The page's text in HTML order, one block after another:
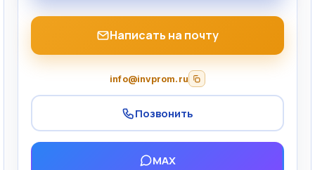
Написать на почту
info@invprom.ru
Позвонить
MAX